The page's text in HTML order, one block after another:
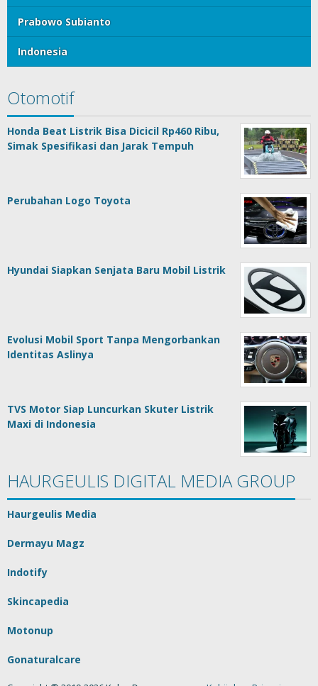
Prabowo Subianto
Indonesia
Otomotif
Honda Beat Listrik Bisa Dicicil Rp460 Ribu,
Simak Spesifikasi dan Jarak Tempuh
Perubahan Logo Toyota
Hyundai Siapkan Senjata Baru Mobil Listrik
Evolusi Mobil Sport Tanpa Mengorbankan
Identitas Aslinya
TVS Motor Siap Luncurkan Skuter Listrik
Maxi di Indonesia
HAURGEULIS DIGITAL MEDIA GROUP
Haurgeulis Media
Dermayu Magz
Indotify
Skincapedia
Motonup
Gonaturalcare